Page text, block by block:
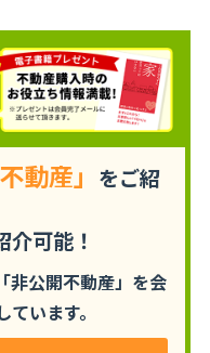
動産」 をご紹
介可能！
非公開不動産」を会
います。